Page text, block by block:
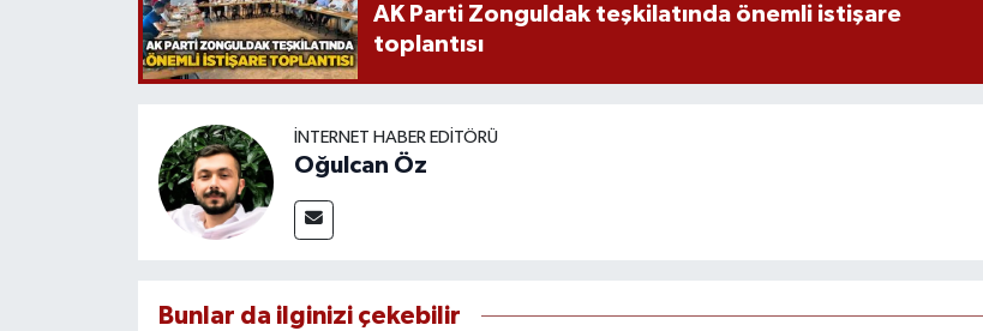
AK Parti Zonguldak teşkilatında önemli istişare
toplantısı
İNTERNET HABER EDITÖRÜ
Oğulcan Öz
Bunlar da ilginizi çekebilir